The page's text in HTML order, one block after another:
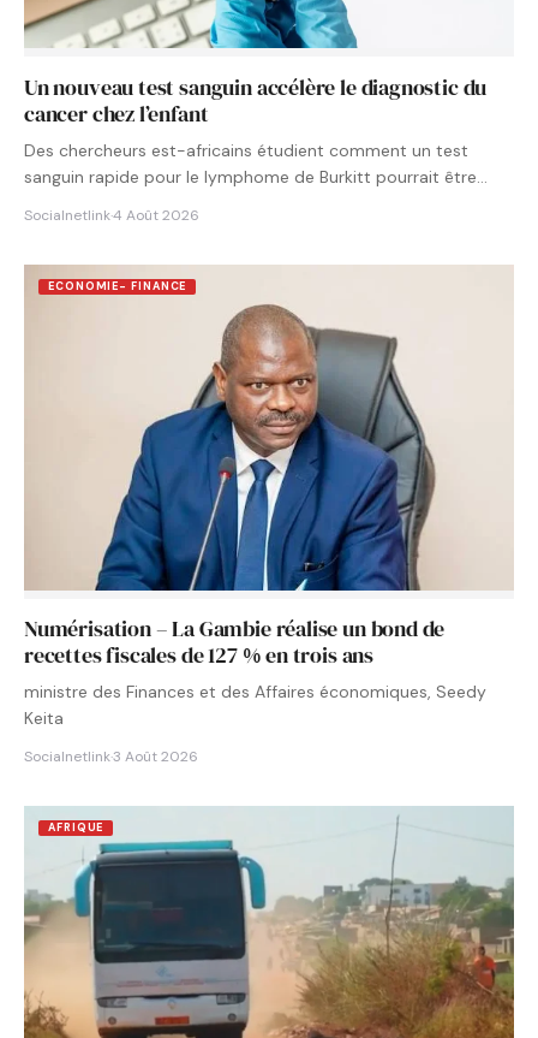
Un nouveau test sanguin accélère le diagnostic du
cancer chez l’enfant
Des chercheurs est-africains étudient comment un test
sanguin rapide pour le lymphome de Burkitt pourrait être
Socialnetlink·4 Août 2026
ECONOMIE- FINANCE
Numérisation – La Gambie réalise un bond de
recettes fiscales de 127 % en trois ans
ministre des Finances et des Affaires économiques, Seedy
Keita
Socialnetlink·3 Août 2026
AFRIQUE